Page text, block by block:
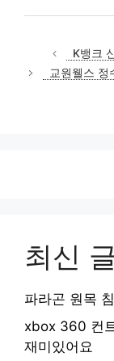
K뱅크
교원웰스 정
최신
파라곤 원목
xbox 360 컨
재미있어요